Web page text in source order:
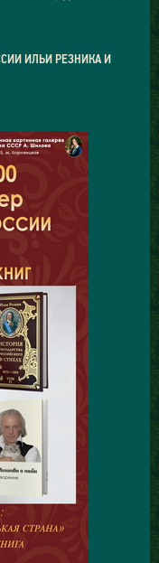
ИЛЬИ РЕЗНИКА И